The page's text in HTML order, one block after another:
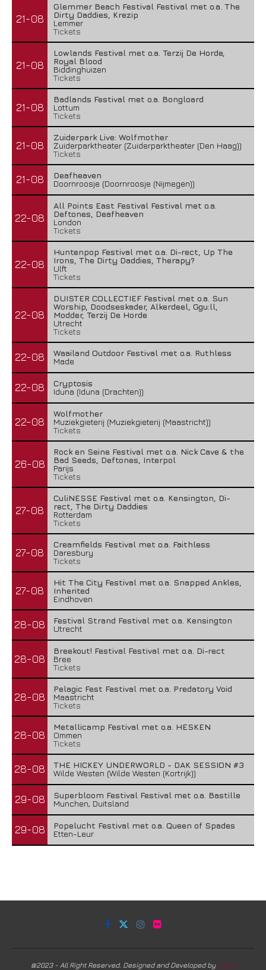
21-08
Glemmer Beach Festival Festival met o.a. The
Dirty Daddies, Krezip
Lemmer
Tickets
21-08
Lowlands Festival met o.a. Terzij De Horde,
Royal Blood
Biddinghuizen
Tickets
21-08
Badlands Festival met o.a. Bongloard
Lottum
Tickets
21-08
Zuiderpark Live: Wolfmother
Zuiderparktheater (Zuiderparktheater (Den Haag))
Tickets
21-08
Deafheaven
Doornroosje (Doornroosje (Nijmegen))
22-08
All Points East Festival Festival met o.a.
Deftones, Deafheaven
London
Tickets
22-08
Huntenpop Festival met o.a. Di-rect, Up The
Irons, The Dirty Daddies, Therapy?
Ulft
Tickets
22-08
DUISTER COLLECTIEF Festival met o.a. Sun
Worship, Doodseskader, Alkerdeel, Ggu:ll,
Modder, Terzij De Horde
Utrecht
Tickets
22-08
Waailand Outdoor Festival met o.a. Ruthless
Made
22-08
Cryptosis
Iduna (Iduna (Drachten))
22-08
Wolfmother
Muziekgieterij (Muziekgieterij (Maastricht))
Tickets
26-08
Rock en Seine Festival met o.a. Nick Cave & the
Bad Seeds, Deftones, Interpol
Parijs
Tickets
27-08
CuliNESSE Festival met o.a. Kensington, Di-
rect, The Dirty Daddies
Rotterdam
Tickets
27-08
Creamfields Festival met o.a. Faithless
Daresbury
Tickets
27-08
Hit The City Festival met o.a. Snapped Ankles,
Inherited
Eindhoven
28-08
Festival Strand Festival met o.a. Kensington
Utrecht
28-08
Breekout! Festival Festival met o.a. Di-rect
Bree
Tickets
28-08
Pelagic Fest Festival met o.a. Predatory Void
Maastricht
Tickets
28-08
Metallicamp Festival met o.a. HESKEN
Ommen
Tickets
28-08
THE HICKEY UNDERWORLD - DAK SESSION #3
Wilde Westen (Wilde Westen (Kortrijk))
29-08
Superbloom Festival Festival met o.a. Bastille
Munchen, Duitsland
29-08
Popelucht Festival met o.a. Queen of Spades
Etten-Leur
@2023 - All Right Reserved. Designed and Developed by Harm